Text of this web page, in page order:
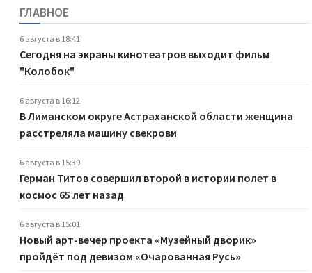
ГЛАВНОЕ
6 августа в 18:41
Сегодня на экраны кинотеатров выходит фильм
"Колобок"
6 августа в 16:12
В Лиманском округе Астраханской области женщина
расстреляла машину свекрови
6 августа в 15:39
Герман Титов совершил второй в истории полет в
космос 65 лет назад
6 августа в 15:01
Новый арт-вечер проекта «Музейный дворик»
пройдёт под девизом «Очарованная Русь»